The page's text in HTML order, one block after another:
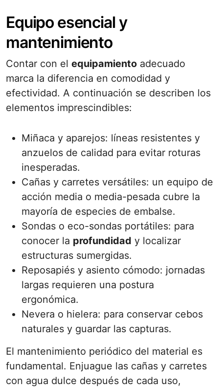
Equipo esencial y
mantenimiento
Contar con el equipamiento adecuado
marca la diferencia en comodidad y
efectividad. A continuación se describen los
elementos imprescindibles:
Miñaca y aparejos: líneas resistentes y
anzuelos de calidad para evitar roturas
inesperadas.
Cañas y carretes versátiles: un equipo de
acción media o media-pesada cubre la
mayoría de especies de embalse.
Sondas o eco-sondas portátiles: para
conocer la profundidad y localizar
estructuras sumergidas.
Reposapiés y asiento cómodo: jornadas
largas requieren una postura
ergonómica.
Nevera o hielera: para conservar cebos
naturales y guardar las capturas.
El mantenimiento periódico del material es
fundamental. Enjuague las cañas y carretes
con agua dulce después de cada uso,